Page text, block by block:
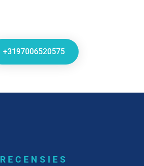
+3197006520575
RECENSIES